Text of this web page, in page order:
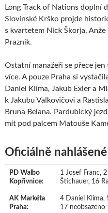
Long Track of Nations doplní
Slovinské Krško projde
s kvartetem Nick Škorja,
Praznik.
Ostatní manažeři se přece
více. A pouze Praha si
Daniel Klíma, Jakub Exler a
k Jakubu Valkovičovi a
Bruna Belana. Pardubický
mít pod palcem Matouše
Oficiálně
PD Walbo
Kopřivnice:
1 Josef Franc,
Štichauer, 16
AK Markéta
Praha:
4 Daniel Klíma,
17 neobsazeno